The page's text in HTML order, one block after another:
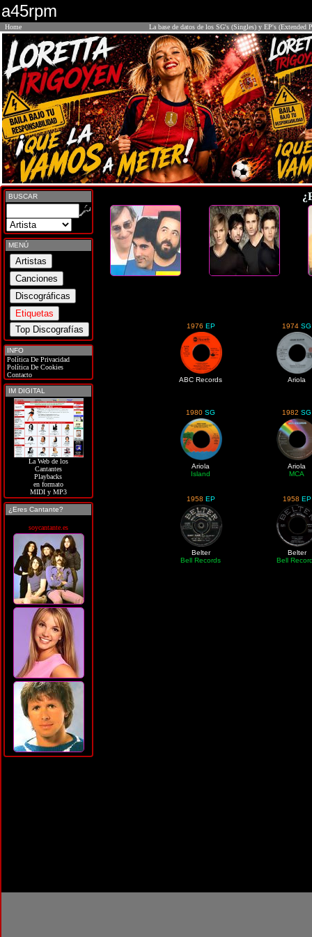
a45rpm
Home La base de datos de los SG's (Singles) y EP's (Extended
BUSCAR
MENÚ
INFO
Política De Privacidad
Política De Cookies
Contacto
IM DIGITAL
La Web de los
Cantantes
Playbacks
en formato
MIDI y MP3
¿Eres Cantante?
soycantante.es
1976 EP
ABC Records
1974SG
Ariola
1980SG
Ariola
Island
1982SG
Ariola
MCA
1958 EP
Belter
Bell Records
1958 EP
Belter
Bell